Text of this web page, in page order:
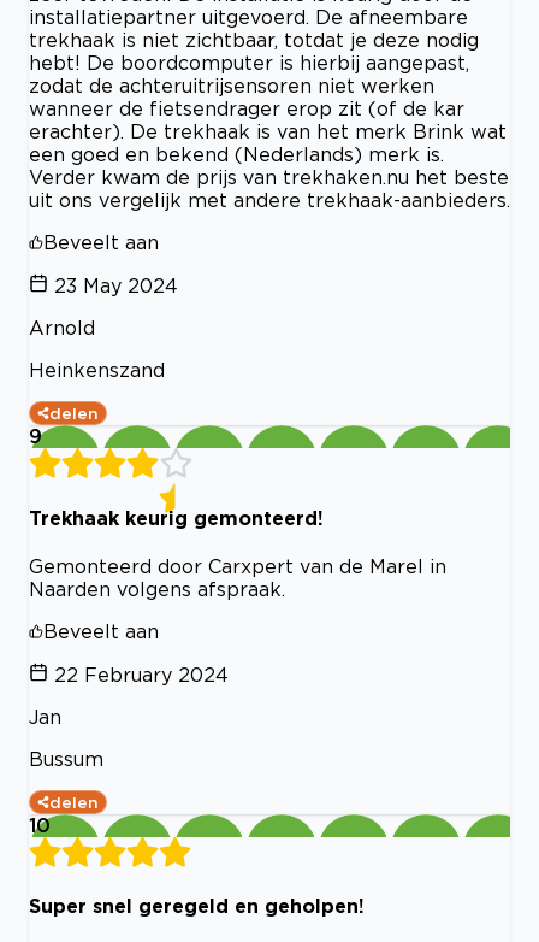
installatiepartner uitgevoerd. De afneembare
trekhaak is niet zichtbaar, totdat je deze nodig
hebt! De boordcomputer is hierbij aangepast,
zodat de achteruitrijsensoren niet werken
wanneer de fietsendrager erop zit (of de kar
erachter). De trekhaak is van het merk Brink wat
een goed en bekend (Nederlands) merk is.
Verder kwam de prijs van trekhaken.nu het beste
uit ons vergelijk met andere trekhaak-aanbieders.
Beveelt aan
23 May 2024
Arnold
Heinkenszand
delen
9
Trekhaak keurig gemonteerd!
Gemonteerd door Carxpert van de Marel in
Naarden volgens afspraak.
Beveelt aan
22 February 2024
Jan
Bussum
delen
10
Super snel geregeld en geholpen!